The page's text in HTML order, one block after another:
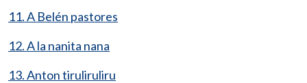
11. A Belén pastores
12. A la nanita nana
13. Anton tiruliruliru